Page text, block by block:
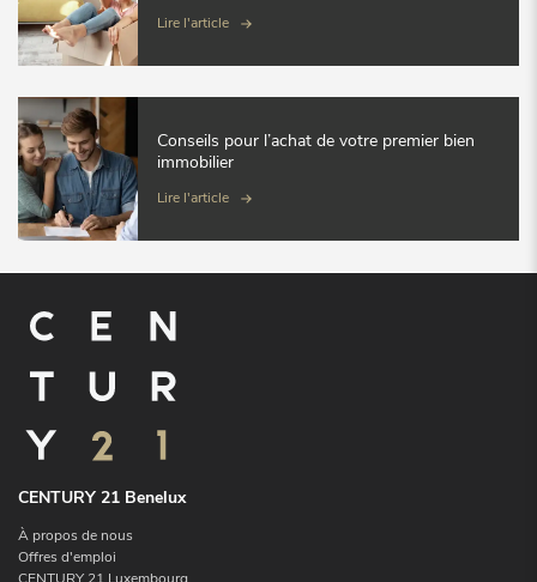
Lire l'article
Conseils pour l’achat de votre premier bien
immobilier
Lire l'article
CENTURY 21 Benelux
À propos de nous
Offres d'emploi
CENTURY 21 Luxembourg